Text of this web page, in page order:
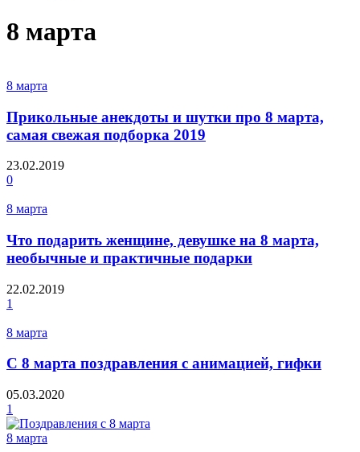
8 марта
8 марта
Прикольные анекдоты и шутки про 8 марта,
самая свежая подборка 2019
23.02.2019
0
8 марта
Что подарить женщине, девушке на 8 марта,
необычные и практичные подарки
22.02.2019
1
8 марта
С 8 марта поздравления с анимацией, гифки
05.03.2020
1
8 марта